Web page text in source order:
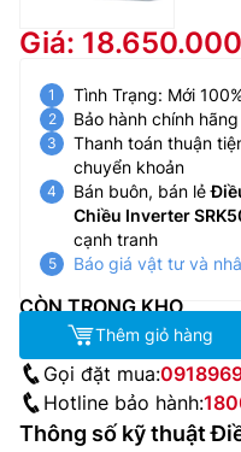
Giá: 18.650.000
Tình Trạng: Mới
Bảo hành chính hãng
Thanh toán thuận
chuyển khoản
Bán buôn, bán lẻ
Chiều Inverter
cạnh tranh
Báo giá vật tư và
CÒN TRONG KHO
Thêm giỏ hàng
Gọi đặt mua:
Hotline bảo hành:
Thông số kỹ thuật